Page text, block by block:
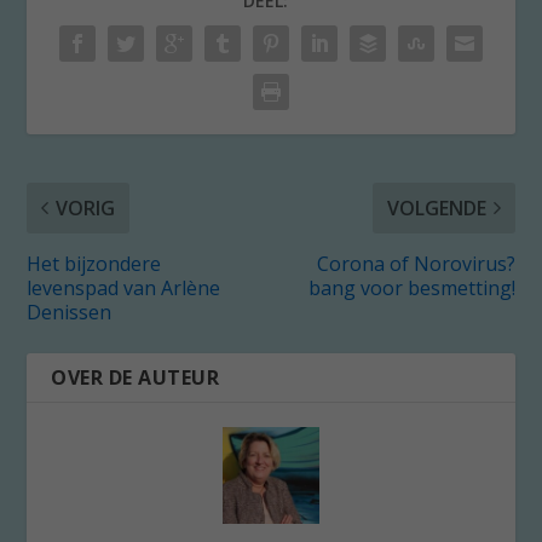
VORIG
Het bijzondere
levenspad van Arlène
Denissen
VOLGENDE
Corona of Norovirus?
bang voor besmetting!
OVER DE AUTEUR